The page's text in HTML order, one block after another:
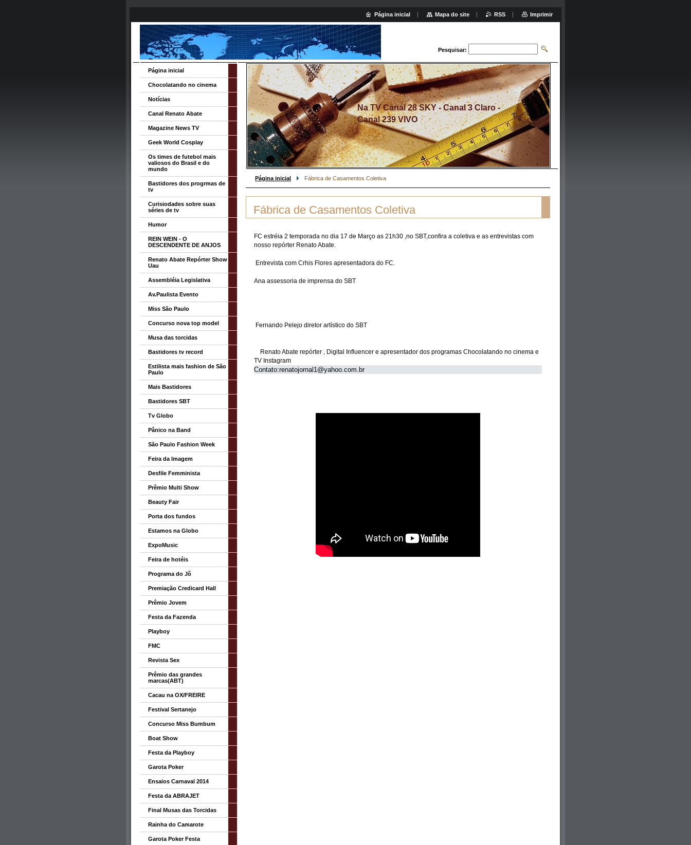
Pesquisar:
Na TV Canal 28 SKY - Canal 3 Claro -
Canal 239 VIVO
Página inicial Fábrica de Casamentos Coletiva
Fábrica de Casamentos Coletiva
FC estréia 2 temporada no dia 17 de Março as 21h30 ,no SBT,confira a coletiva e as entrevistas com
nosso repórter Renato Abate.
Entrevista com Crhis Flores apresentadora do FC.
Ana assessoria de imprensa do SBT
Fernando Pelejo diretor artístico do SBT
Renato Abate repórter , Digital Influencer e apresentador dos programas Chocolatando no cinema e
TV Instagram
Contato:renatojornal1@yahoo.com.br
Página inicial
Chocolatando no cinema
Notícias
Canal Renato Abate
Magazine News TV
Geek World Cosplay
Os times de futebol mais
valiosos do Brasil e do
mundo
Bastidores dos progrmas de
tv
Curisiodades sobre suas
séries de tv
Humor
REIN WEIN - O
DESCENDENTE DE ANJOS
Renato Abate Repórter Show
Uau
Assembléia Legislativa
Av.Paulista Evento
Miss São Paulo
Concurso nova top model
Musa das torcidas
Bastidores tv record
Estilista mais fashion de São
Paulo
Mais Bastidores
Bastidores SBT
Tv Globo
Pânico na Band
São Paulo Fashion Week
Feira da Imagem
Desfile Femminista
Prêmio Multi Show
Beauty Fair
Porta dos fundos
Estamos na Globo
ExpoMusic
Feira de hotéis
Programa do Jô
Premiação Credicard Hall
Prêmio Jovem
Festa da Fazenda
Playboy
FMC
Revista Sex
Prêmio das grandes
marcas(ABT)
Cacau na OX/FREIRE
Festival Sertanejo
Concurso Miss Bumbum
Boat Show
Festa da Playboy
Garota Poker
Ensaios Carnaval 2014
Festa da ABRAJET
Final Musas das Torcidas
Rainha do Camarote
Garota Poker Festa
Página inicial Mapa do site RSS Imprimir